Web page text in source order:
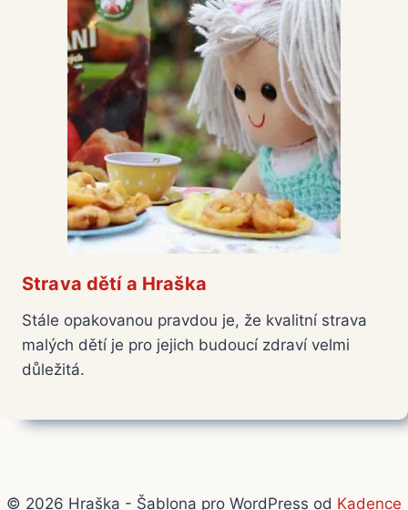
Strava dětí a Hraška
Stále opakovanou pravdou je, že kvalitní strava
malých dětí je pro jejich budoucí zdraví velmi
důležitá.
© 2026 Hraška - Šablona pro WordPress od Kadence